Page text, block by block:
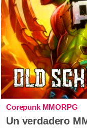
Corepunk MMORPG
Un verdadero